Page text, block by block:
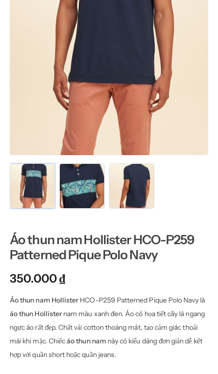
Áo thun nam Hollister HCO-P259
Patterned Pique Polo Navy
350.000₫
Áo thun nam Hollister HCO-P259 Patterned Pique Polo Navy là
áo thun Hollister nam màu xanh đen. Áo có họa tiết cây lá ngang
ngực áo rất đẹp. Chất vải cotton thoáng mát, tạo cảm giác thoải
mái khi mặc. Chiếcáo thun nam này có kiểu dáng đơn giản dễ kết
hợp với quần short hoặc quần jeans.